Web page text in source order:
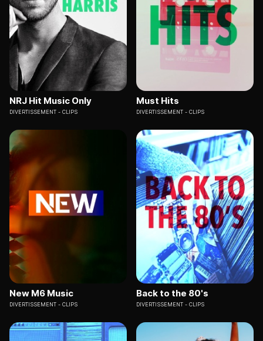
NRJ Hit Music Only
DIVERTISSEMENT CLIPS
Must Hits
DIVERTISSEMENT CLIPS
New M6 Music
DIVERTISSEMENT CLIPS
Back to the 80's
DIVERTISSEMENT CLIPS